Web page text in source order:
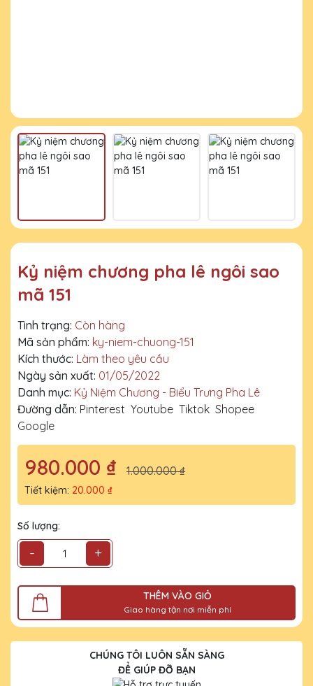
Kỷ niệm chương pha lê ngôi sao
mã 151
Tình trạng: Còn hàng
Mã sản phẩm: ky-niem-chuong-151
Kích thước: Làm theo yêu cầu
Ngày sản xuất: 01/05/2022
Danh mục: Kỷ Niệm Chương - Biểu Trưng Pha Lê
Đường dẫn: Pinterest Youtube Tiktok Shopee
Google
980.000 ₫ 1.000.000 ₫
Tiết kiệm: 20.000 ₫
Số lượng:
- +
THÊM VÀO GIỎ
Giao hàng tận nơi miễn phí
CHÚNG TÔI LUÔN SẴN SÀNG
ĐỂ GIÚP ĐỠ BẠN